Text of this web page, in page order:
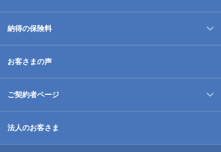
納得の保険料
お客さまの声
ご契約者ページ
法人のお客さま